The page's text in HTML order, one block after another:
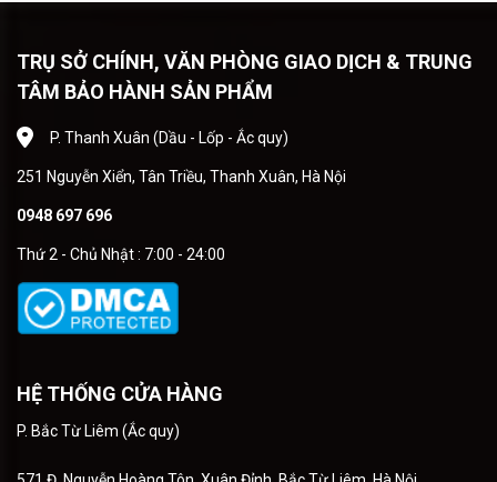
TRỤ SỞ CHÍNH, VĂN PHÒNG GIAO DỊCH & TRUNG
TÂM BẢO HÀNH SẢN PHẨM
P. Thanh Xuân (Dầu - Lốp - Ắc quy)
251 Nguyễn Xiển, Tân Triều, Thanh Xuân, Hà Nội
0948 697 696
Thứ 2 - Chủ Nhật : 7:00 - 24:00
HỆ THỐNG CỬA HÀNG
P. Bắc Từ Liêm (Ắc quy)